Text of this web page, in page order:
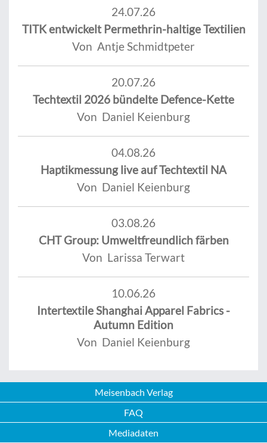
24.07.26
TITK entwickelt Permethrin-haltige Textilien
Von Antje Schmidtpeter
20.07.26
Techtextil 2026 bündelte Defence-Kette
Von Daniel Keienburg
04.08.26
Haptikmessung live auf Techtextil NA
Von Daniel Keienburg
03.08.26
CHT Group: Umweltfreundlich färben
Von Larissa Terwart
10.06.26
Intertextile Shanghai Apparel Fabrics -
Autumn Edition
Von Daniel Keienburg
Meisenbach Verlag
FAQ
Mediadaten